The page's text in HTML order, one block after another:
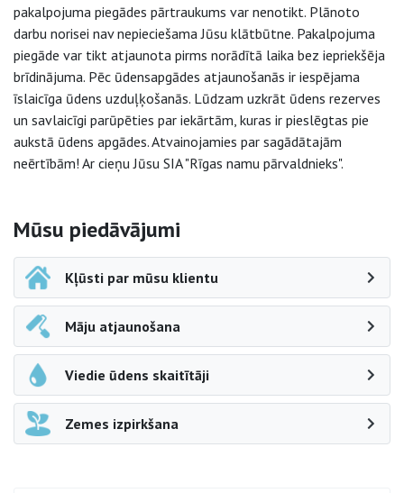
pakalpojuma piegādes pārtraukums var nenotikt. Plānoto
darbu norisei nav nepieciešama Jūsu klātbūtne. Pakalpojuma
piegāde var tikt atjaunota pirms norādītā laika bez iepriekšēja
brīdinājuma. Pēc ūdensapgādes atjaunošanās ir iespējama
īslaicīga ūdens uzduļķošanās. Lūdzam uzkrāt ūdens rezerves
un savlaicīgi parūpēties par iekārtām, kuras ir pieslēgtas pie
aukstā ūdens apgādes. Atvainojamies par sagādātajām
neērtībām! Ar cieņu Jūsu SIA "Rīgas namu pārvaldnieks".
Sāna navigācija
Mūsu piedāvājumi
Kļūsti par mūsu klientu
Māju atjaunošana
Viedie ūdens skaitītāji
Zemes izpirkšana